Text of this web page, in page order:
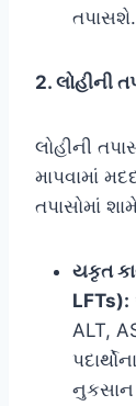
તપાસશે.
2. લોહીની
લોહીની
માપવામાં
તપાસોમાં
યકૃત
LFTs):
ALT,